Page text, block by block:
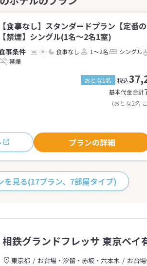
【食事なし】スタンダードプラン【定番
【禁煙】シングル(1名～2名1室)
食事なし 1～2名 シングル
禁煙
おとな1名 税込
基本代金合計
(おとな2名
プランの詳細
を見る(17プラン、7部屋タイプ)
相鉄グランドフレッサ 東京ベイ
東京都 お台場・汐留・赤坂・六本木
お台